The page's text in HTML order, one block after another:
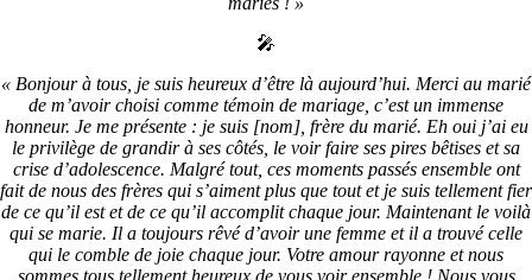
🎤
« Bonjour à tous, je suis heureux d’être là aujourd’hui. Merci au marié
de m’avoir choisi comme témoin de mariage, c’est un immense
honneur. Je me présente : je suis [nom], frère du marié. Eh oui j’ai eu
le privilège de grandir à ses côtés, le voir faire ses pires bêtises et sa
crise d’adolescence. Malgré tout, ces moments passés ensemble ont
fait de nous des frères qui s’aiment plus que tout et je suis tellement fier
de ce qu’il est et de ce qu’il accomplit chaque jour. Maintenant le voilà
qui se marie. Il a toujours rêvé d’avoir une femme et il a trouvé celle
qui le comble de joie chaque jour. Votre amour rayonne et nous